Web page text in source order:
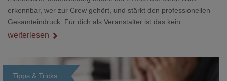
erkennbar, wer zur Crew gehört, und stärkt den professionellen
Gesamteindruck. Für dich als Veranstalter ist das kein
Nebenthema: Bei Textilien mit Stickerei oder mehreren
weiterlesen
Tipps & Tricks